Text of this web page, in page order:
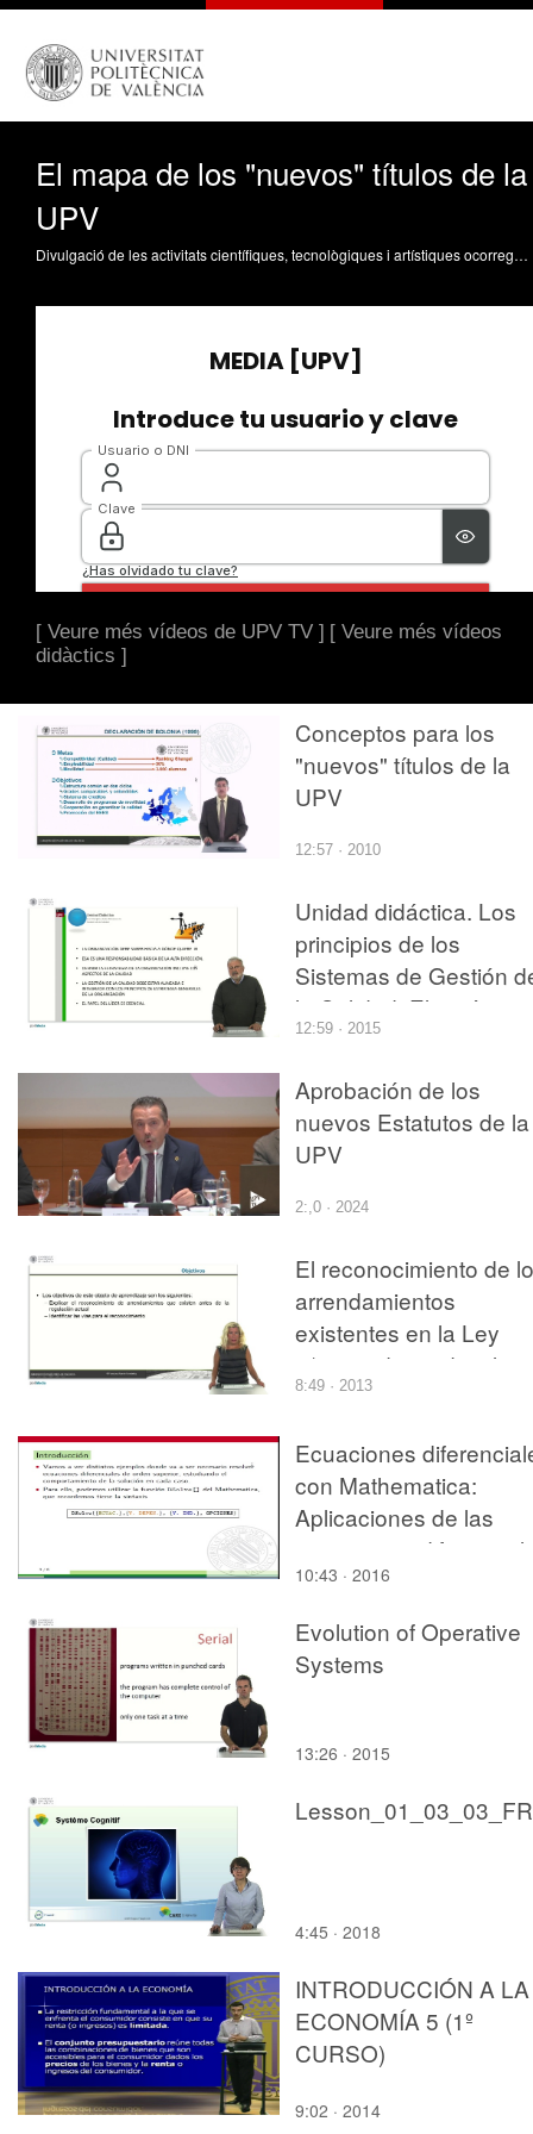
El mapa de los "nuevos" títulos de la
UPV
Divulgació de les activitats científiques, tecnològiques i artístiques ocorregudes en els tres campus de la UPV
[ Veure més vídeos de UPV TV ] [ Veure més vídeos
didàctics ]
Conceptos para los
"nuevos" títulos de la
UPV
12:57 · 2010
Unidad didáctica. Los
principios de los
Sistemas de Gestión
la Calidad. El carácter
estratégico de la
12:59 · 2015
Aprobación de los
nuevos Estatutos de la
UPV
2:,0 · 2024
El reconocimiento de
arrendamientos
existentes en la Ley
3/2013, de 26 de julio,
los contratos y otras
agrarias
8:49 · 2013
Ecuaciones
con Mathematica:
Aplicaciones de las
ecuaciones
de orden n
10:43 · 2016
Evolution of Operative
Systems
13:26 · 2015
Lesson_01_03_03_FR
4:45 · 2018
INTRODUCCIÓN A LA
ECONOMÍA 5 (1º
CURSO)
9:02 · 2014